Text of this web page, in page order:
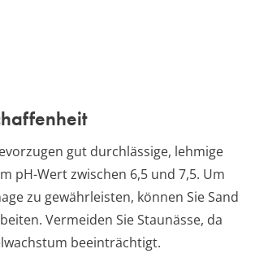
gut durchlässige, lehmige
pH-Wert zwischen 6,5 und 7,5. Um
zu gewährleisten, können Sie Sand
Vermeiden Sie Staunässe, da
beeinträchtigt.